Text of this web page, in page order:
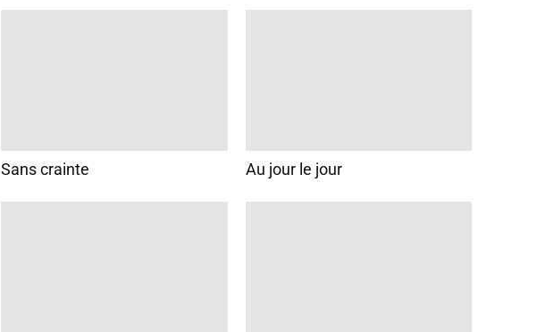
Sans crainte Au jour le jour